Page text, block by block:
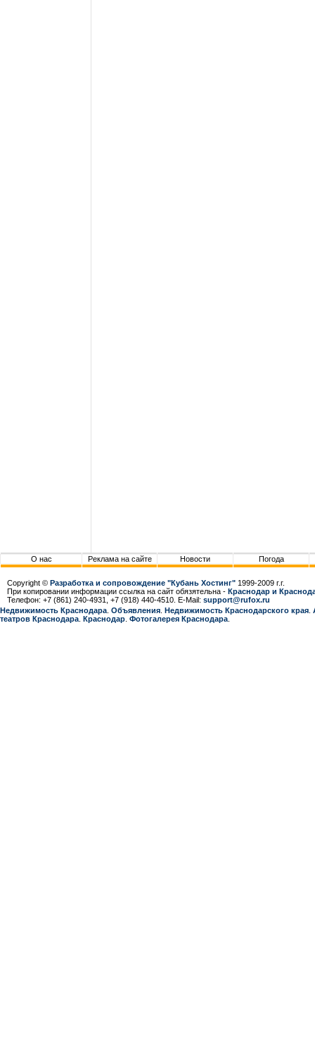
О нас Реклама на сайте Новости Погода
Copyright © Разработка и сопровождение "Кубань Хостинг" 1999-2009 г.г.
При копировании информации ссылка на сайт обязятельна - Краснодар и
Телефон: +7 (861) 240-4931, +7 (918) 440-4510. E-Mail: support@rufox.ru
Недвижимость Краснодара Объявления Недвижимость Краснодарcкого края
театров Краснодара Краснодар Фотогалерея Краснодара